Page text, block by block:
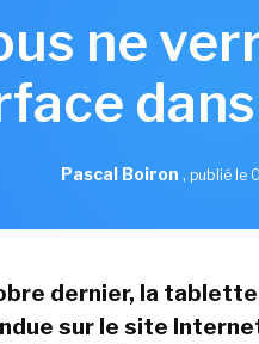
ne
Pascal Boiron , publié le
dernier, la
sur le site